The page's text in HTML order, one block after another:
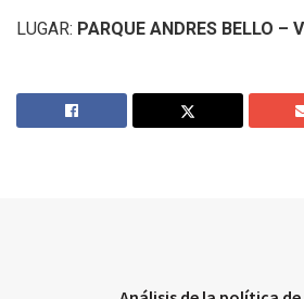
LUGAR: PARQUE ANDRES BELLO –